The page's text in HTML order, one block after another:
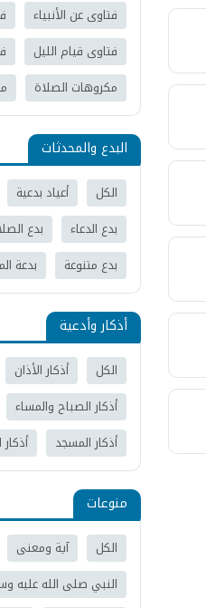
فتاوى عن الأنبياء
فتاوى قيام الليل
مكروهات الصلاة
البدع والمحدثات
الكل أعياد بدعية
بدع الدعاء
بدع
بدع متنوعة
بدعة
أذكار وأدعية
الكل
أذكار الأذان
أذكار الصباح والمساء
أذكار المسجد
منوعات
الكل آية ومعنى
النبي صلى الله عليه